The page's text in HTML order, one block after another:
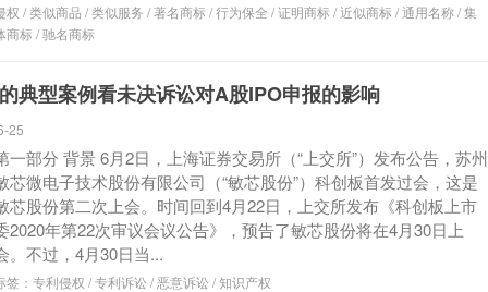
权 /类似商品 /类似服务 /著名商标 /行为保全 /证明商标 /近似商标 /通用名称/集
商标 /驰名商标
典型案例看未决诉讼对A股IPO申报的影响
25
一部分 背景 6月2日，上海证券交易所（“上交所”）发布公告，苏州
芯微电子技术股份有限公司（“敏芯股份”）科创板首发过会，这是
芯股份第二次上会。时间回到4月22日，上交所发布《科创板上市
2020年第22次审议会议公告》，预告了敏芯股份将在4月30日上
。不过，4月30日当...
签：专利侵权 /专利诉讼/恶意诉讼/知识产权